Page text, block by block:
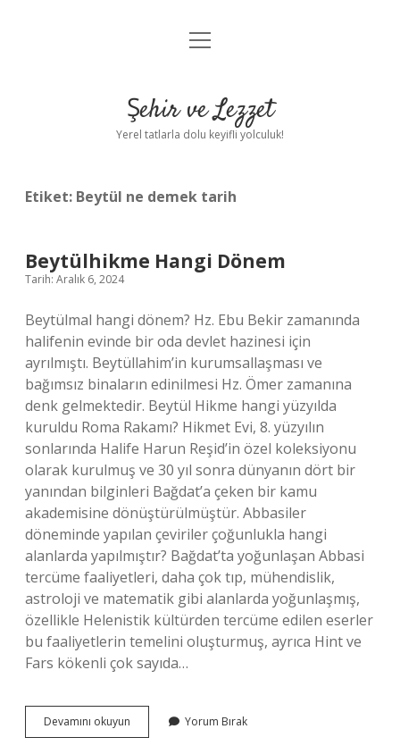
Anasayfa
Yasal Uyarı
menüyü
Şehir ve Lezzet
Yerel tatlarla dolu keyifli yolculuk!
Etiket: Beytül ne demek tarih
Beytülhikme Hangi Dönem
Tarih: Aralık 6, 2024
Beytülmal hangi dönem? Hz. Ebu Bekir zamanında
halifenin evinde bir oda devlet hazinesi için
ayrılmıştı. Beytüllahim’in kurumsallaşması ve
bağımsız binaların edinilmesi Hz. Ömer zamanına
denk gelmektedir. Beytül Hikme hangi yüzyılda
kuruldu Roma Rakamı? Hikmet Evi, 8. yüzyılın
sonlarında Halife Harun Reşid’in özel koleksiyonu
olarak kurulmuş ve 30 yıl sonra dünyanın dört bir
yanından bilginleri Bağdat’a çeken bir kamu
akademisine dönüştürülmüştür. Abbasiler
döneminde yapılan çeviriler çoğunlukla hangi
alanlarda yapılmıştır? Bağdat’ta yoğunlaşan Abbasi
tercüme faaliyetleri, daha çok tıp, mühendislik,
astroloji ve matematik gibi alanlarda yoğunlaşmış,
özellikle Helenistik kültürden tercüme edilen eserler
bu faaliyetlerin temelini oluşturmuş, ayrıca Hint ve
Fars kökenli çok sayıda…
Devamını okuyun Beytülhikme
Hangi
Yorum Bırak